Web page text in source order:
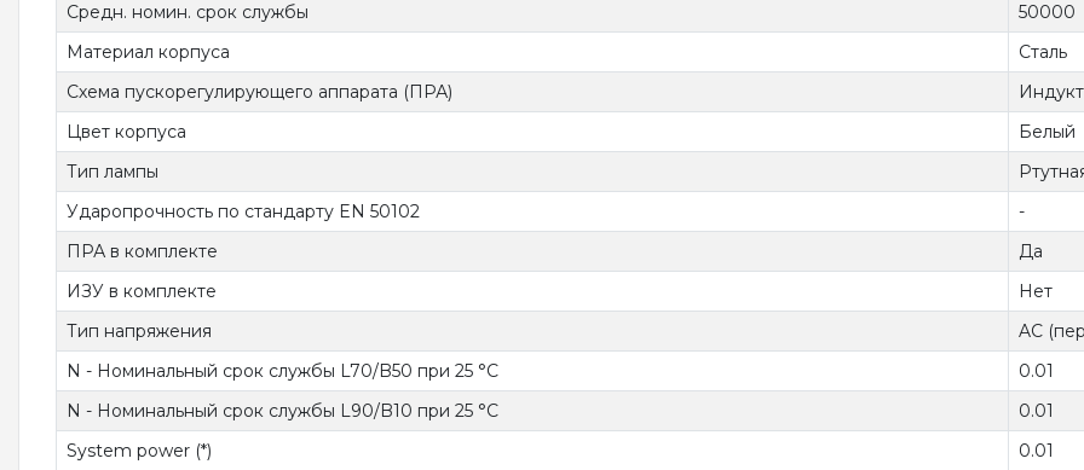
Средн. номин. срок службы
50000
Материал корпуса
Сталь
Схема пускорегулирующего аппарата (ПРА)
Цвет корпуса
Белый
Тип лампы
Ударопрочность по стандарту EN 50102
-
ПРА в комплекте
Да
ИЗУ в комплекте
Нет
Тип напряжения
AC
N - Номинальный срок службы L70/B50 при 25 °C
0.01
N - Номинальный срок службы L90/B10 при 25 °C
0.01
System power (*)
0.01